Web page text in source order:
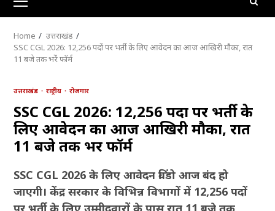
Primary
Menu
Home
उत्तराखंड
SSC CGL 2026: 12,256 पदों पर भर्ती के लिए आवेदन का आज आखिरी मौका, रात
11 बजे तक भरें फॉर्म
उत्तराखंड राष्ट्रीय रोजगार
SSC CGL 2026: 12,256 पदों पर भर्ती के
लिए आवेदन का आज आखिरी मौका, रात
11 बजे तक भरें फॉर्म
SSC CGL 2026 के लिए आवेदन विंडो आज बंद हो
जाएगी। केंद्र सरकार के विभिन्न विभागों में 12,256 पदों
पर भर्ती के लिए उम्मीदवारों के पास रात 11 बजे तक